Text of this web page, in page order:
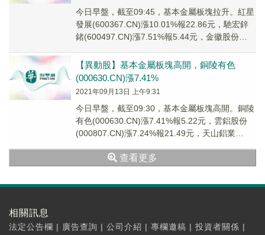
今日早盤，截至09:45，基本金屬板塊拉升。紅星
發展(600367.CN)漲10.01%報22.86元，馳宏鋅
鍺(600497.CN)漲7.51%報5.44元，金徽股份
【異動股】基本金屬板塊高開，銅陵有色
(000630.CN)漲7.41%
2021年09月13日 上午9:31
今日早盤，截至09:30，基本金屬板塊高開。銅陵
有色(000630.CN)漲7.41%報5.22元，雲鋁股份
(000807.CN)漲7.24%報21.49元，天山鋁業
查看更多
相關訊息
法定公告欄 | 廣告查詢 | 公司介紹 | 專欄邀稿 | 投資者關係 |